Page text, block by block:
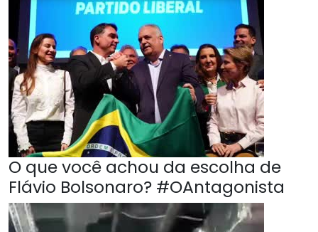
O que você achou da escolha de
Flávio Bolsonaro? #OAntagonista